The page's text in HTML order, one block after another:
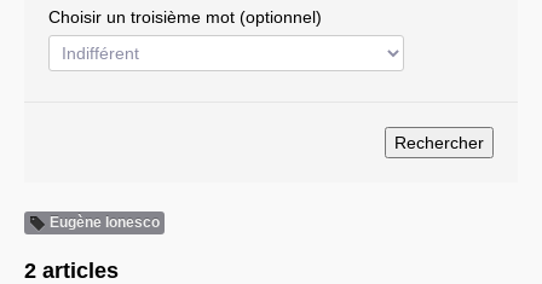
Systèmes & société sous contrôle
Choisir un troisième mot (optionnel)
Eugène Ionesco
2 articles